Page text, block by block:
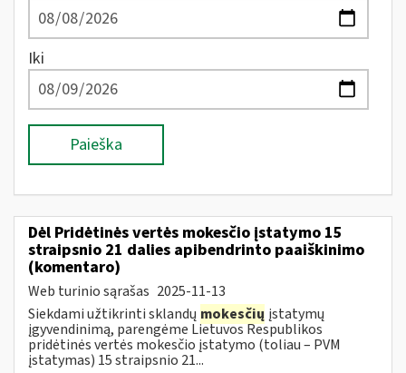
Iki
Paieška
Dėl Pridėtinės vertės mokesčio įstatymo 15
straipsnio 21 dalies apibendrinto paaiškinimo
(komentaro)
Web turinio sąrašas 2025-11-13
Siekdami užtikrinti sklandų mokesčių įstatymų
įgyvendinimą, parengėme Lietuvos Respublikos
pridėtinės vertės mokesčio įstatymo (toliau – PVM
įstatymas) 15 straipsnio 21...